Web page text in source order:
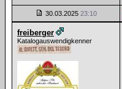
30.03.2025 23:10
freiberger
Katalogauswendigkenner